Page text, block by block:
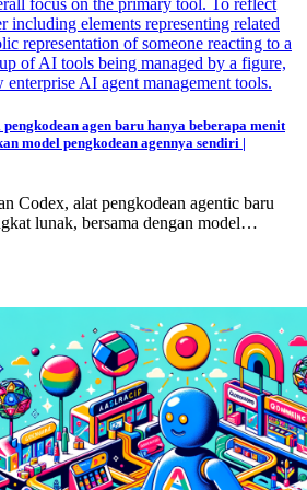
agen baru hanya beberapa menit
model pengkodean agennya sendiri |
Codex, alat pengkodean agentic baru
lunak, bersama dengan model…